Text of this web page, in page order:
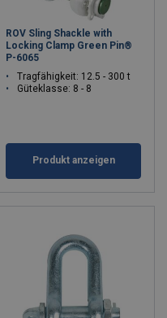
ROV Sling Shackle with
Locking Clamp Green Pin®
P-6065
Tragfähigkeit: 12.5 - 300 t
Güteklasse: 8 - 8
Produkt anzeigen